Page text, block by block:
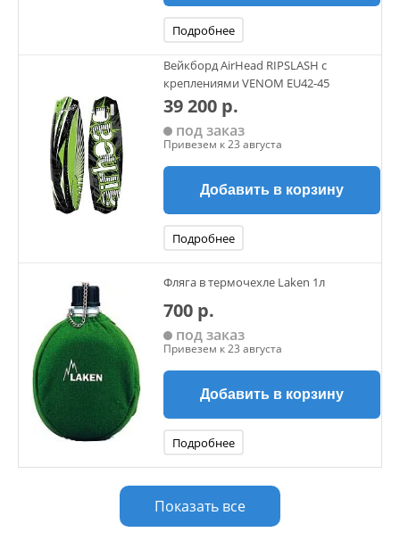
Подробнее
Вейкборд AirHead RIPSLASH с
креплениями VENOM EU42-45
39 200 р.
под заказ
Привезем к 23 августа
Добавить в корзину
Подробнее
Фляга в термочехле Laken 1л
700 р.
под заказ
Привезем к 23 августа
Добавить в корзину
Подробнее
Показать все